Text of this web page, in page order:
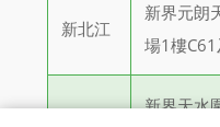
新北江
新界元朗
場1樓
新界天水